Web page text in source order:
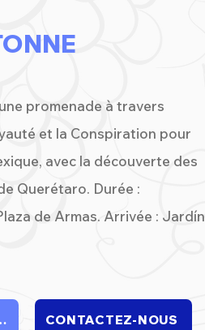
promenade à travers
et la Conspiration pour
avec la découverte des
Querétaro. Durée :
de Armas. Arrivée : Jardín
CONTACTEZ-NOUS